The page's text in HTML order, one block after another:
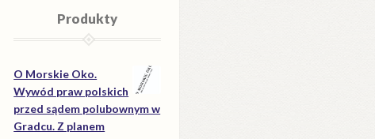
Produkty
O Morskie Oko.
Wywód praw polskich
przed sądem polubownym w
Gradcu. Z planem